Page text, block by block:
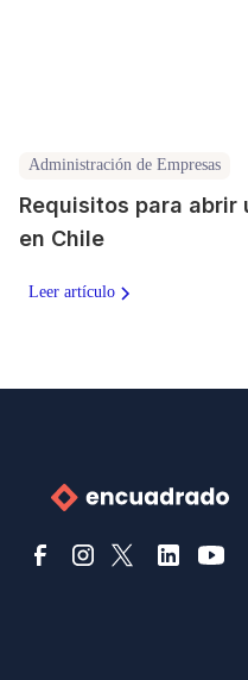
Administración de Empresas
Requisitos para
en Chile
Leer artículo